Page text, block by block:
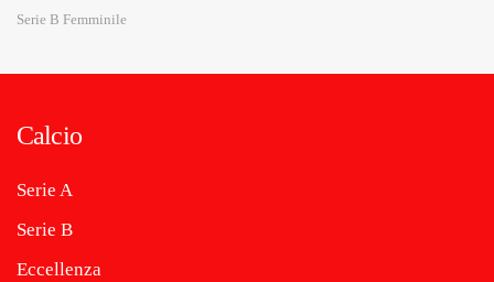
Serie B Femminile
Calcio
Serie A
Serie B
Eccellenza